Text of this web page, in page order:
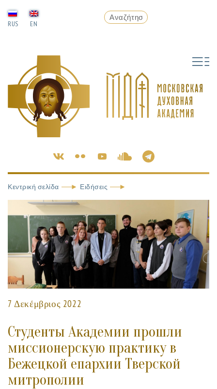
RUS EN
Κεντρική σελίδα Ειδήσεις
7 Δεκέμβριος 2022
Студенты Академии прошли
миссионерскую практику в
Бежецкой епархии Тверской
митрополии